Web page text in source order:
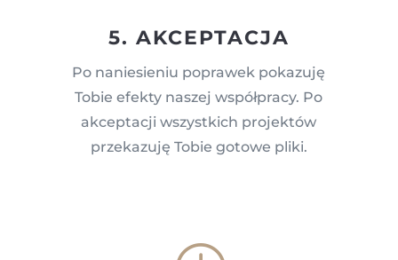
5. AKCEPTACJA
Po naniesieniu poprawek pokazuję
Tobie efekty naszej współpracy. Po
akceptacji wszystkich projektów
przekazuję Tobie gotowe pliki.